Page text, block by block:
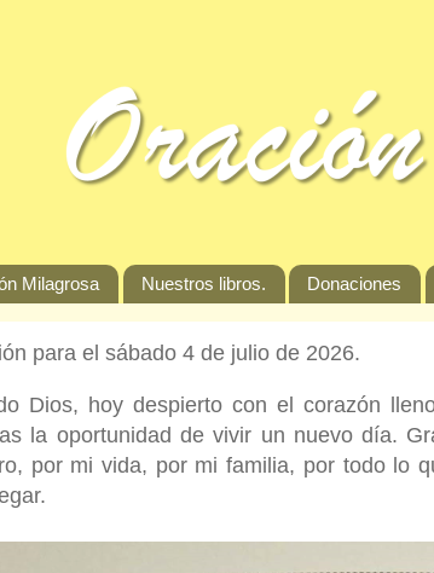
Milagrosa Nuestros libros. Donaciones
para el sábado 4 de julio de 2026.
Dios, hoy despierto con el corazón
la oportunidad de vivir un nuevo día.
por mi vida, por mi familia, por todo lo